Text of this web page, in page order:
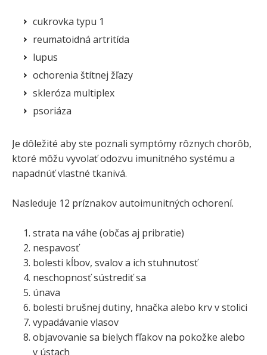
cukrovka typu 1
reumatoidná artritída
lupus
ochorenia štítnej žľazy
skleróza multiplex
psoriáza
Je dôležité aby ste poznali symptómy rôznych chorôb,
ktoré môžu vyvolať odozvu imunitného systému a
napadnúť vlastné tkanivá.
Nasleduje 12 príznakov autoimunitných ochorení.
strata na váhe (občas aj pribratie)
nespavosť
bolesti kĺbov, svalov a ich stuhnutosť
neschopnosť sústrediť sa
únava
bolesti brušnej dutiny, hnačka alebo krv v stolici
vypadávanie vlasov
objavovanie sa bielych fľakov na pokožke alebo
v ústach